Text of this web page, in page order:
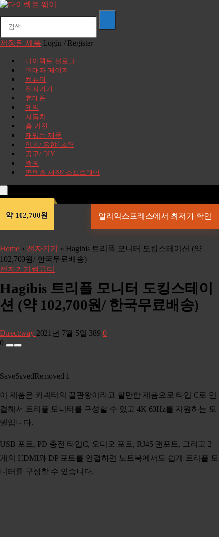
저장된 제품 Login / Register
다이렉트 블로그
판매자 페이지
컴퓨터
전자기기
휴대폰
게임
자동차
홈 가전
재밌는 제품
악기/ 음향/ 조명
공구/ DIY
캠핑
콘텐츠 제작/ 소프트웨어
약 102,700원 알리익스프레스에서 최저가 확인
Home » 전자기기 » Hagibis 트리플 모니터 도킹스테이션 (약
102,700원/ 한국무료배송)
전자기기 컴퓨터
Hagibis 트리플 모니터 도킹스테이
션 (약 102,700원/ 한국무료배송)
Direct:way 2021년 7월 5일 389 0
0
SaveSavedRemoved 1
이 제품은 커넥터의 끝판왕이라고 할만한 제품으로 타입 C로 연
결해서 트리플 모니터를 구성할 수 있고 4K 60Hz를 지원하는 모
델입니다.
USB 포트, PD 충전 타입C, 오디오 포트, RJ45 랜포트, 그리고 2
개의 HDMI와 DP 포트를 연결하면 노트북에서도 쉽게 트리플 모
니터를 구성할 수 있습니다.